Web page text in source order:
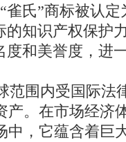
雀氏”商标被认
的知识产权保护
度和美誉度，进
围内受国际法
产。在市场经济
中，它蕴含着巨